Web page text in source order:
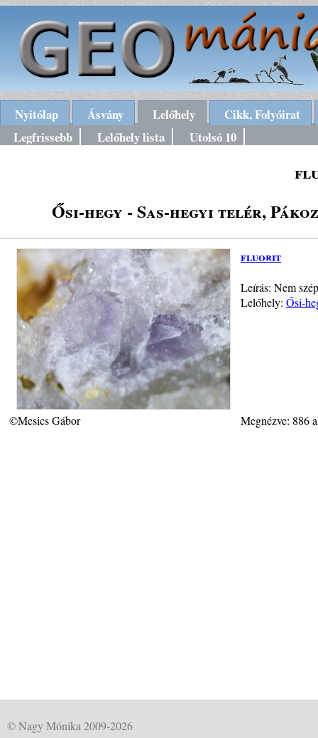
Nyitólap Ásvány Lelőhely
Cikk, Folyóirat
Legfrissebb
Lelőhely lista Utolsó 10
Ősi-hegy - Sas-hegyi telér,
fluorit
Leírás: Nem
Lelőhely: Ősi-
©Mesics Gábor Megnézve: 886
© Nagy Mónika 2009-2026